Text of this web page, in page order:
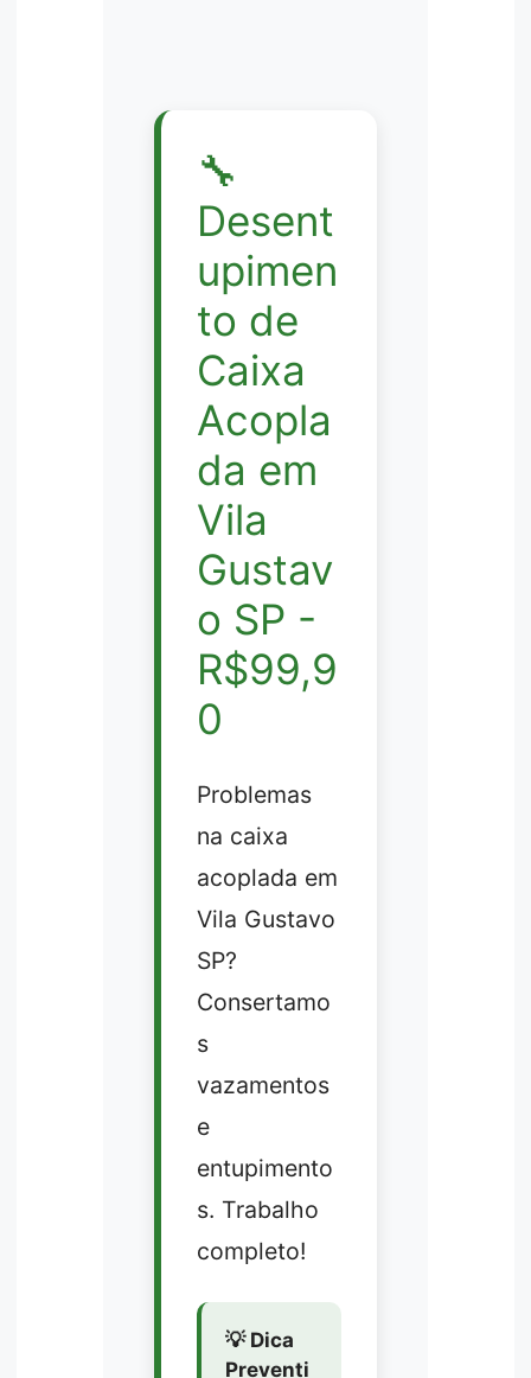
🔧
Desent
upimen
to de
Caixa
Acopla
da em
Vila
Gustav
o SP -
R$99,9
0
Problemas
na caixa
acoplada em
Vila Gustavo
SP?
Consertamo
s
vazamentos
e
entupimento
s. Trabalho
completo!
💡 Dica
Preventi